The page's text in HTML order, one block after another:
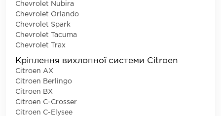
Chevrolet Nubira
Chevrolet Orlando
Chevrolet Spark
Chevrolet Tacuma
Chevrolet Trax
Кріплення вихлопної системи Citroen
Citroen AX
Citroen Berlingo
Citroen BX
Citroen C-Crosser
Citroen C-Elysee